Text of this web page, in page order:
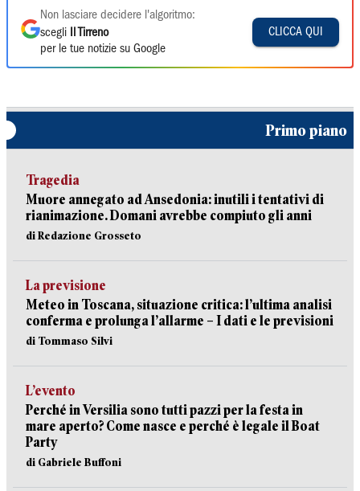
Non lasciare decidere l'algoritmo:
scegli
Il Tirreno
per le tue notizie su Google
CLICCA QUI
Primo piano
Tragedia
Muore annegato ad Ansedonia: inutili i tentativi di
rianimazione. Domani avrebbe compiuto gli anni
di Redazione Grosseto
La previsione
Meteo in Toscana, situazione critica: l’ultima analisi
conferma e prolunga l’allarme – I dati e le previsioni
di Tommaso Silvi
L’evento
Perché in Versilia sono tutti pazzi per la festa in
mare aperto? Come nasce e perché è legale il Boat
Party
di Gabriele Buffoni